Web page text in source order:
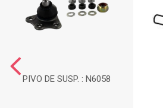
PIVO DE SUSP. : N6058